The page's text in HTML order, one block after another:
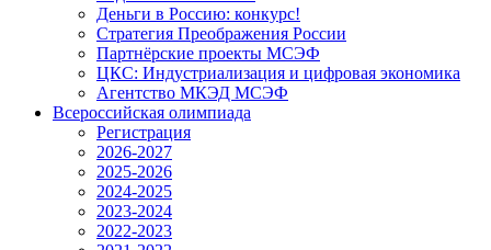
Деньги в Россию: конкурс!
Стратегия Преображения России
Партнёрские проекты МСЭФ
ЦКС: Индустриализация и цифровая экономика
Агентство МКЭД МСЭФ
Всероссийская олимпиада
Регистрация
2026-2027
2025-2026
2024-2025
2023-2024
2022-2023